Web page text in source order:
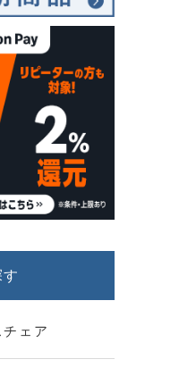
ェア